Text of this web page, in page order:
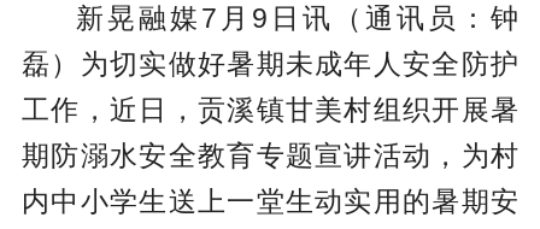
新晃融媒7月9日讯（通讯员：钟
磊）为切实做好暑期未成年人安全防护
工作，近日，贡溪镇甘美村组织开展暑
期防溺水安全教育专题宣讲活动，为村
内中小学生送上一堂生动实用的暑期安